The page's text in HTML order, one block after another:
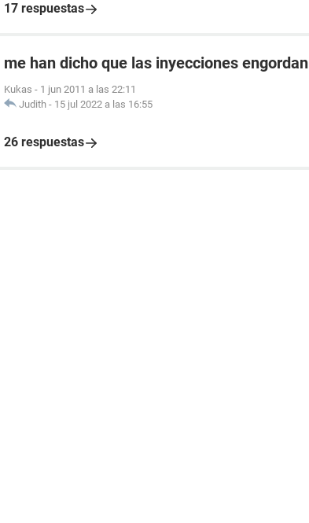
17 respuestas
me han dicho que las inyecciones engordan
Kukas - 1 jun 2011 a las 22:11
Judith - 15 jul 2022 a las 16:55
26 respuestas